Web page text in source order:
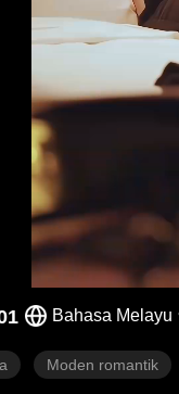
Bahasa Melayu
Moden romantik